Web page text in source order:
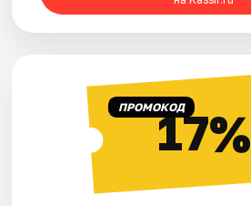
ПРОМОКОД17%